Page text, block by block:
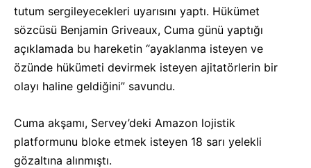
tutum sergileyecekleri uyarısını yaptı. Hükümet
sözcüsü Benjamin Griveaux, Cuma günü yaptığı
açıklamada bu hareketin “ayaklanma isteyen ve
özünde hükümeti devirmek isteyen ajitatörlerin bir
olayı haline geldiğini” savundu.
Cuma akşamı, Servey’deki Amazon lojistik
platformunu bloke etmek isteyen 18 sarı yelekli
gözaltına alınmıştı.